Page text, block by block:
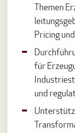
Themen
Pricing
für
und